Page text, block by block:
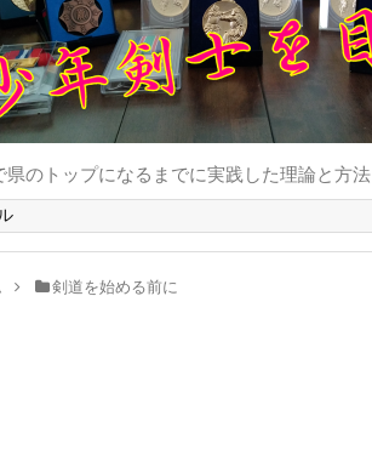
県のトップになるまでに実践した理論と方法
剣道を始める前に